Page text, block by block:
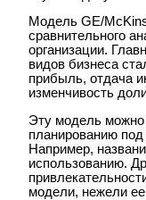
Модель GE/
сравнительного
организации.
видов бизнеса
прибыль, отдача
изменчивость
Эту модель можно
планированию
Например,
использованию.
модели, нежели